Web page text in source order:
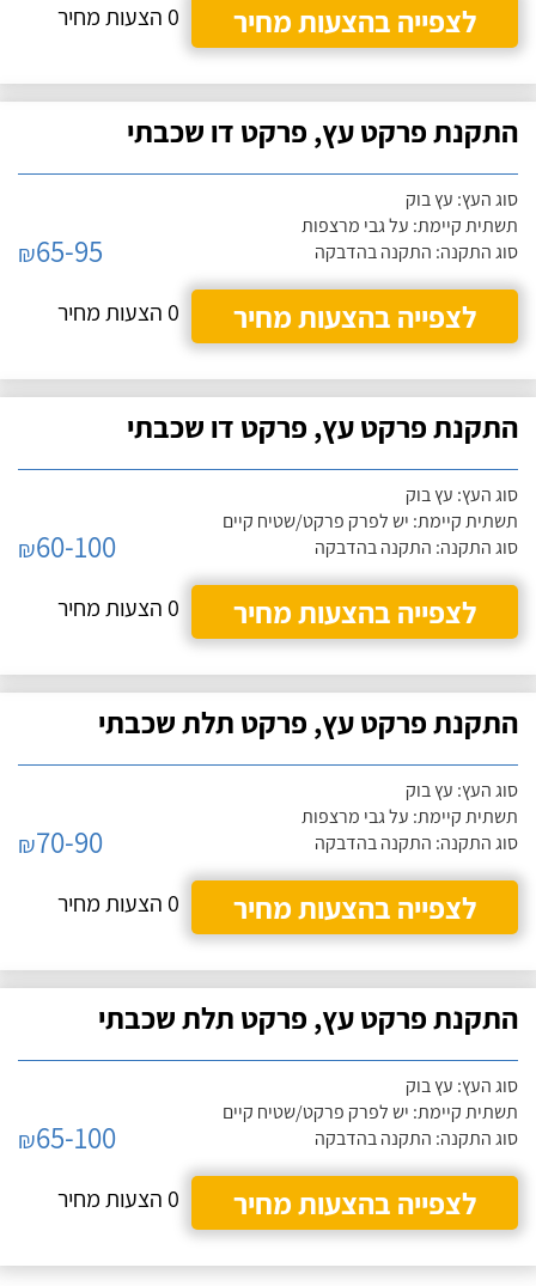
לצפייה בהצעות מחיר
0 הצעות מחיר
התקנת פרקט עץ, פרקט דו שכבתי
סוג העץ: עץ בוק
תשתית קיימת: על גבי מרצפות
סוג התקנה: התקנה בהדבקה
₪65-95
לצפייה בהצעות מחיר
0 הצעות מחיר
התקנת פרקט עץ, פרקט דו שכבתי
סוג העץ: עץ בוק
תשתית קיימת: יש לפרק פרקט/שטיח קיים
סוג התקנה: התקנה בהדבקה
₪60-100
לצפייה בהצעות מחיר
0 הצעות מחיר
התקנת פרקט עץ, פרקט תלת שכבתי
סוג העץ: עץ בוק
תשתית קיימת: על גבי מרצפות
סוג התקנה: התקנה בהדבקה
₪70-90
לצפייה בהצעות מחיר
0 הצעות מחיר
התקנת פרקט עץ, פרקט תלת שכבתי
סוג העץ: עץ בוק
תשתית קיימת: יש לפרק פרקט/שטיח קיים
סוג התקנה: התקנה בהדבקה
₪65-100
לצפייה בהצעות מחיר
0 הצעות מחיר